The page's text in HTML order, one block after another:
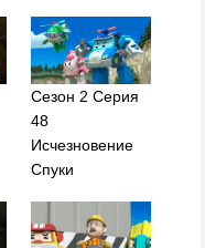
Сезон 2 Серия
48
Исчезновение
Спуки